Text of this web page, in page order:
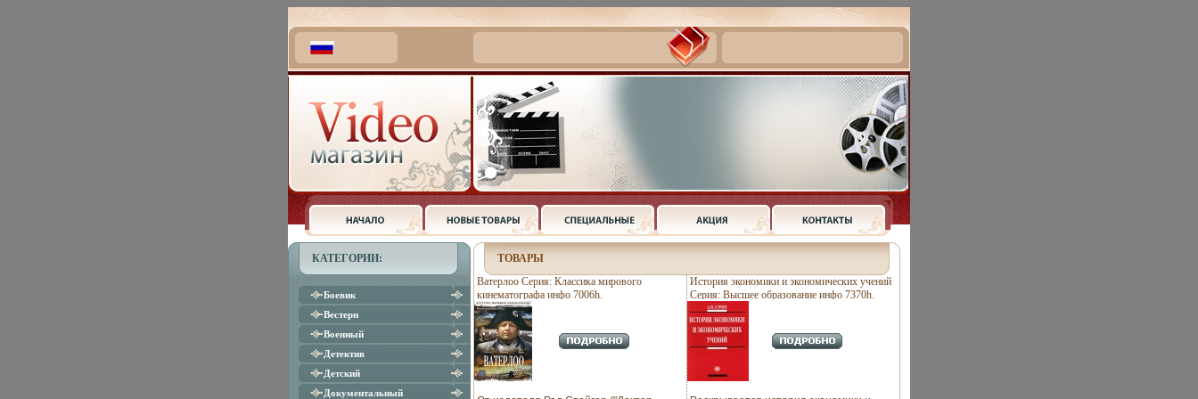
КАТЕГОРИИ:
Боевик
Вестерн
Военный
Детектив
Детский
Документальный
ТОВАРЫ
Ватерлоо Серия: Классика мирового
кинематографа инфо 7006h.
История экономики и экономических учений
Серия: Высшее образование инфо 7370h.